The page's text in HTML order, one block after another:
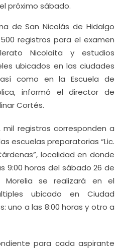
próximo sábado.
de San Nicolás de Hidalgo
registros para el examen
Nicolaita y estudios
ubicados en las ciudades
como en la Escuela de
informó el director de
Cortés.
registros corresponden a
escuelas preparatorias “Lic.
localidad en donde
9:00 horas del sábado 26 de
Morelia se realizará en el
ubicado en Ciudad
uno a las 8:00 horas y otro a
para cada aspirante